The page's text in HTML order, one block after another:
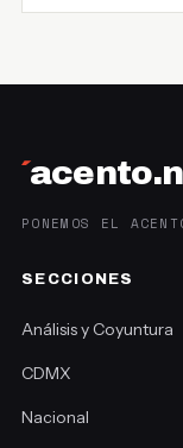
´
PONEMOS EL
SECCIONES
Análisis y Coyuntura
CDMX
Nacional